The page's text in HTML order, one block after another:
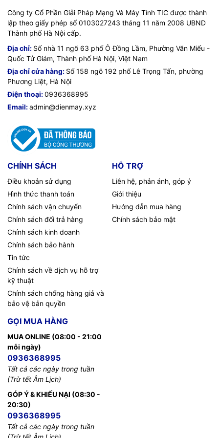
Công nghệ SpaceFit Sound
Bạn không cần lo lắng vị trí & cách đặt TV theo thiết kế nhà
sẽ ảnh hưởng đến trải nghiệm âm thanh trên TV. Dù TV gắn
đem đến âm thanh nguyên bản trung thực nhất ở bất kỳ
không gian nào.
Hoàn thiện xu hướng " vẻ
đẹp tối giản"
Thiết kế Infinity One
Không thỏa hiệp trước những giới hạn, Infinity One đại diện
cho tuyên ngôn thiết kế mới của Samsung. Thiết kế bóng
bẩy xứng tầm tuyệt tác với viền mỏng chưa từng có, cho
bạn đắm chìm vào mọi nội dung hiển thị, nâng tầm sang
trọng cho không gian sống.
Giải pháp cho không gian
tinh gọn
Slim One Connect đính kèm
Dù bạn cài đặt TV ở bất cứ đâu, thiết bị Slim One Connect
đều giúp bạn giảm thiểu đáng kể tình trạng dây cáp bừa
Chiến game mượt mà
theo từng chuyển động
chuẩn 120Hz
Công nghệ Motion Xcelerator Turbo+
Chiến thắng mọi màn game với chuyển động mượt mà lên
đến 4K 120Hz nhờ công nghệ Motion Xcelerator Turbo+.
Thỏa sức chơi game, sẵn sàng lâm trận với những thao tác
Công ty Cổ Phần Giải Pháp Mạng Và Máy Tính TIC được thành
lập theo giấy phép số 0103027243 tháng 11 năm 2008 UBND
Thành phố Hà Nội cấp.
Địa chỉ: Số nhà 11 ngõ 63 phố Ô Đồng Lầm, Phường Văn Miếu -
Quốc Tử Giám, Thành phố Hà Nội, Việt Nam
Địa chỉ cửa hàng: Số 158 ngõ 192 phố Lê Trọng Tấn, phường
Phương Liệt, Hà Nội
Điện thoại:0936368995
Email:admin@dienmay.xyz
CHÍNH SÁCH
Điều khoản sử dụng
Hình thức thanh toán
Chính sách vận chuyển
Chính sách đổi trả hàng
Chính sách kinh doanh
Chính sách bảo hành
Tin tức
Chính sách về dịch vụ hỗ trợ
kỹ thuật
Chính sách chống hàng giả và
bảo vệ bản quyền
HỖ TRỢ
Liên hệ, phản ánh, góp ý
Giới thiệu
Hướng dẫn mua hàng
Chính sách bảo mật
GỌI MUA HÀNG
MUA ONLINE (08:00 - 21:00
mỗi ngày)
0936368995
Tất cả các ngày trong tuần
(Trừ tết Âm Lịch)
GÓP Ý & KHIẾU NẠI (08:30 -
20:30)
0936368995
Tất cả các ngày trong tuần